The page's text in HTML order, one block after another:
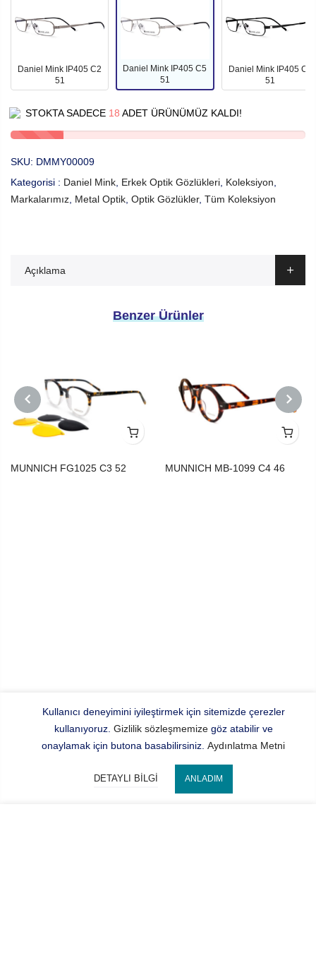
Daniel Mink IP405 C2
51
Daniel Mink IP405 C5
51
Daniel Mink IP405 C1
51
STOKTA SADECE 18 ADET ÜRÜNÜMÜZ KALDI!
SKU: DMMY00009
Kategorisi : Daniel Mink Erkek Optik Gözlükleri Koleksiyon
Markalarımız Metal Optik Optik Gözlükler, Tüm Koleksiyon
Açıklama
Benzer Ürünler
PREVIOUS
MUNNICH FG1025 C3 52 MUNNICH MB-1099 C4 46
NEXT
Kullanıcı deneyimini iyileştirmek için sitemizde çerezler
kullanıyoruz. Gizlilik sözleşmemizegöz atabilir ve
onaylamak için butona basabilirsiniz. Aydınlatma Metni
DETAYLI BILGI ANLADIM